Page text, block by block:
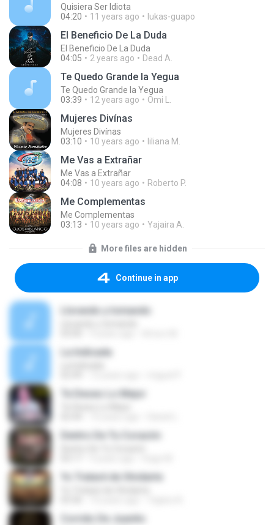
Quisiera Ser Idiota
04:20
11 years ago lukas-guapo
El Beneficio De La Duda
El Beneficio De La Duda
04:05
2 years ago Dead A.
Te Quedo Grande la Yegua
Te Quedo Grande la Yegua
03:39
12 years ago Omi L.
Mujeres Divínas
Mujeres Divínas
03:10
10 years ago liliana M.
Me Vas a Extrañar
Me Vas a Extrañar
04:08
10 years ago Roberto P.
Me Complementas
Me Complementas
03:13
10 years ago Yajaira A.
More files are hidden
Continue in app
Llorando y tomando
La Indicada
Te Deseo Lo Mejor
Dentro De Tu Corazón
Yo Trataré de Olvidarte
Corrido De Juanito